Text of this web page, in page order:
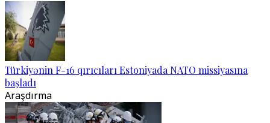
Türkiyənin F-16 qırıcıları Estoniyada NATO missiyasına
başladı
Araşdırma